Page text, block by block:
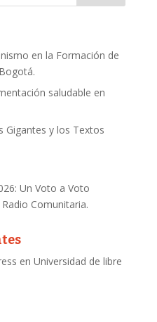
en la Formación de
saludable en
Gigantes y los Textos
Un Voto a Voto
Comunitaria.
en Universidad de libre